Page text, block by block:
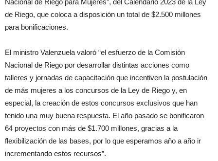
Nacional de Riego para Mujeres”, del Calendario 2023 de la Ley
de Riego, que coloca a disposición un total de $2.500 millones
para bonificaciones.
El ministro Valenzuela valoró “el esfuerzo de la Comisión
Nacional de Riego por desarrollar distintas acciones como
talleres y jornadas de capacitación que incentiven la postulación
de más mujeres a los concursos de la Ley de Riego y, en
especial, la creación de estos concursos exclusivos que han
tenido una muy buena respuesta. El año pasado se bonificaron
64 proyectos con más de $1.700 millones, gracias a la
flexibilización de las bases, por lo que esperamos año a año ir
incrementando estos recursos”.